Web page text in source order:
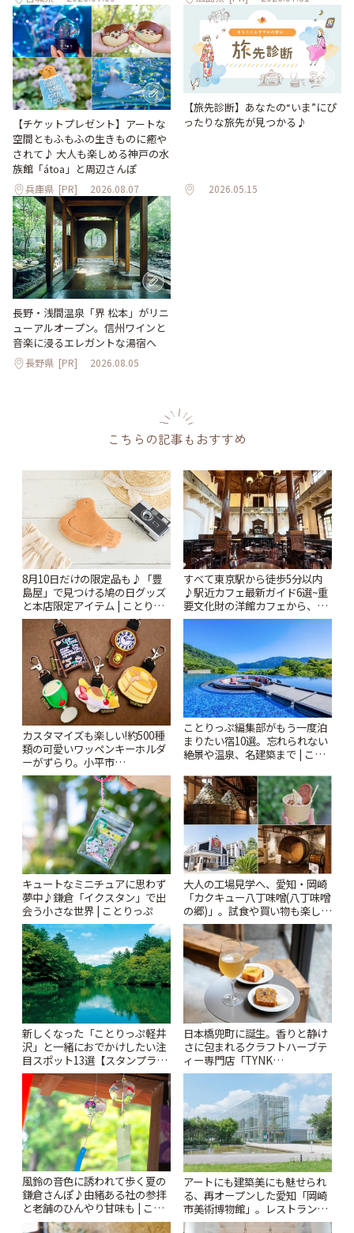
【チケットプレゼント】アートな
空間ともふもふの生きものに癒や
されて♪ 大人も楽しめる神戸の水
族館「átoa」と周辺さんぽ
兵庫県 [PR] 2026.08.07
【旅先診断】あなたの“いま”にぴ
ったりな旅先が見つかる♪
2026.05.15
長野・浅間温泉「界 松本」がリニ
ューアルオープン。信州ワインと
音楽に浸るエレガントな湯宿へ
長野県 [PR] 2026.08.05
こちらの記事もおすすめ
8月10日だけの限定品も♪「豊
島屋」で見つける鳩の日グッズ
と本店限定アイテム | ことりっ
ぷ
すべて東京駅から徒歩5分以内
♪駅近カフェ最新ガイド6選~重
要文化財の洋館カフェから、改
札すぐのレトロ喫茶まで~ | こと
カスタマイズも楽しい!約500種
類の可愛いワッペンキーホルダ
ーがずらり。小平市
「Kimamaya T&K」 | ことりっ
ぷ
ことりっぷ編集部がもう一度泊
まりたい宿10選。忘れられない
絶景や温泉、名建築まで | こと
キュートなミニチュアに思わず
夢中♪鎌倉「イクスタン」で出
会う小さな世界 | ことりっぷ
大人の工場見学へ、愛知・岡崎
「カクキュー八丁味噌(八丁味噌
の郷)」。試食や買い物も楽しみ
♪ | ことりっぷ
新しくなった「ことりっぷ軽井
沢」と一緒におでかけしたい注
目スポット13選【スタンプラリ
ー開催中】 | ことりっぷ
日本橋兜町に誕生。香りと静け
さに包まれるクラフトハーブテ
ィー専門店「TYNK
Kabutocho」 | ことりっぷ
風鈴の音色に誘われて歩く夏の
鎌倉さんぽ♪由緒ある社の参拝
と老舗のひんやり甘味も | こと
りっぷ
アートにも建築美にも魅せられ
る、再オープンした愛知「岡崎
市美術博物館」。レストランや
ショップも充実 | ことりっぷ